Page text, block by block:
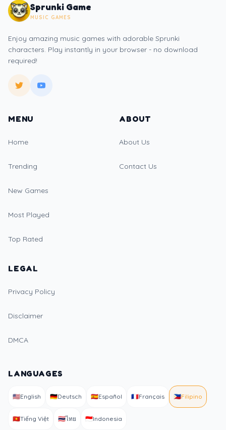
Sprunki Game
MUSIC GAMES
Enjoy amazing music games with adorable Sprunki
characters. Play instantly in your browser - no download
required!
MENU
Home
Trending
New Games
Most Played
Top Rated
ABOUT
About Us
Contact Us
LEGAL
Privacy Policy
Disclaimer
DMCA
LANGUAGES
🇺🇸English 🇩🇪Deutsch 🇪🇸Español 🇫🇷Français 🇵🇭Filipino
🇻🇳Tiếng Việt 🇹🇭ไทย 🇮🇩Indonesia